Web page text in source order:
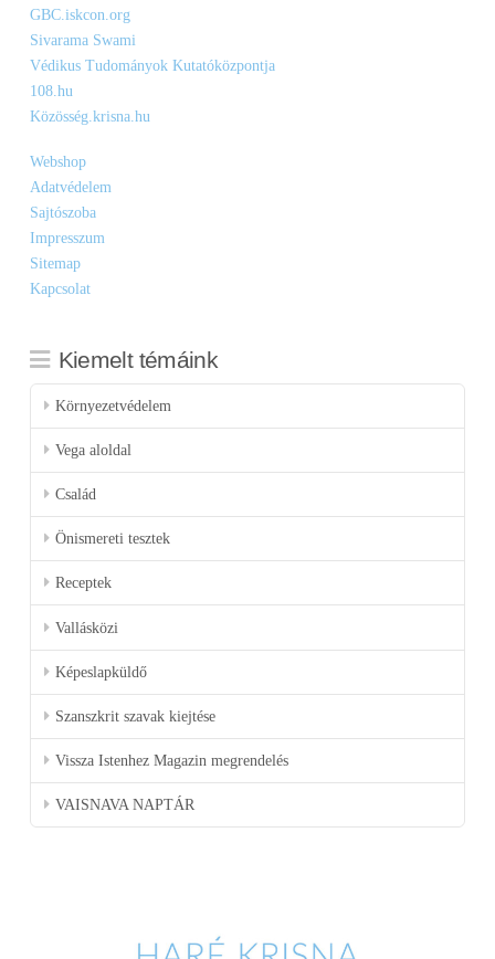
GBC.iskcon.org
Sivarama Swami
Védikus Tudományok Kutatóközpontja
108.hu
Közösség.krisna.hu
Webshop
Adatvédelem
Sajtószoba
Impresszum
Sitemap
Kapcsolat
Kiemelt témáink
Környezetvédelem
Vega aloldal
Család
Önismereti tesztek
Receptek
Vallásközi
Képeslapküldő
Szanszkrit szavak kiejtése
Vissza Istenhez Magazin megrendelés
VAISNAVA NAPTÁR